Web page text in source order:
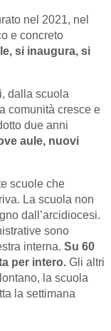
nel 2021, nel
e concreto
si inaugura, si
dalla scuola
comunità cresce e
due anni
aule, nuovi
scuole che
La scuola non
dall’arcidiocesi.
sono
interna. Su 60
per intero. Gli altri
la scuola
la settimana